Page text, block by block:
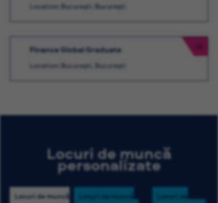
Location: București, București
Finance Global Graduate
Location: București, București
Locuri de muncă
personalizate
Locuri de muncă
Locuri de muncă
Locuri de